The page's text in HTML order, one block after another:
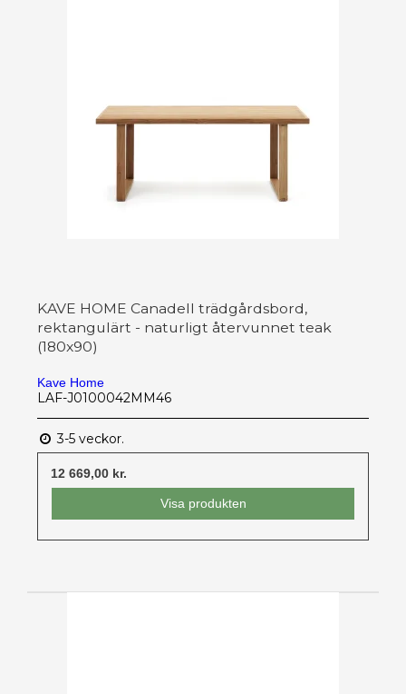
KAVE HOME Canadell trädgårdsbord,
rektangulärt - naturligt återvunnet teak
(180x90)
Kave Home
LAF-J0100042MM46
3-5 veckor.
12 669,00 kr.
Visa produkten